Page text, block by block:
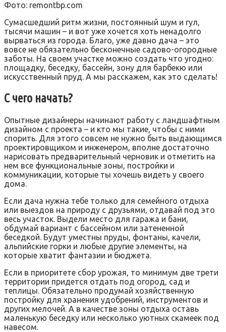
Фото: remontbp.com
Сумасшедший ритм жизни, постоянный шум и гул,
тысячи машин – и вот уже хочется хоть ненадолго
вырваться из города. Благо, уже давно дача – это
вовсе не обязательно бесконечные садово-огородные
заботы. На своем участке можно создать что угодно:
площадку, беседку, бассейн, зону для барбекю или
искусственный пруд. А мы расскажем, как это сделать!
С чего начать?
Опытные дизайнеры начинают работу с ландшафтным
дизайном с проекта – и кто мы такие, чтобы с ними
спорить. Для этого совсем не нужно быть выдающимся
проектировщиком и инженером, вполне достаточно
нарисовать предварительный черновик и отметить на
нем все функциональные зоны, постройки и
коммуникации, которые ты хочешь видеть у своего
дома.
Если дача нужна тебе только для семейного отдыха
или выездов на природу с друзьями, отдавай под это
весь участок. Выдели место для гаража и бани,
обдумай вариант с бассейном или затененной
беседкой. Будут уместны пруды, фонтаны, качели,
альпийские горки и любые другие элементы, на
которые хватит фантазии и бюджета.
Если в приоритете сбор урожая, то минимум две трети
территории придется отдать под огород, сад и
теплицы. Обязательно продумай хозяйственную
постройку для хранения удобрений, инструментов и
других мелочей. А в качестве зоны отдыха оставь
маленькую беседку или несколько уютных скамеек под
навесом.